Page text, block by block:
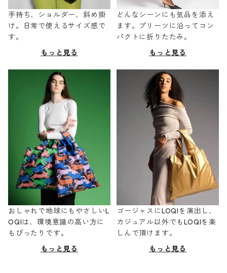
手持ち、ショルダー、斜め掛
け。日常で使えるサイズ感で
す。
もっと見る
どんなシーンにも気品を添え
ます。プリーツに沿ってコン
パクトに折りたたみ。
もっと見る
おしゃれで地球にもやさしいL
OQIは、環境意識の高い方に
もぴったりです。
もっと見る
ゴージャスにLOQIを演出し、
カジュアル以外でもLOQIを楽
しんで頂けます。
もっと見る